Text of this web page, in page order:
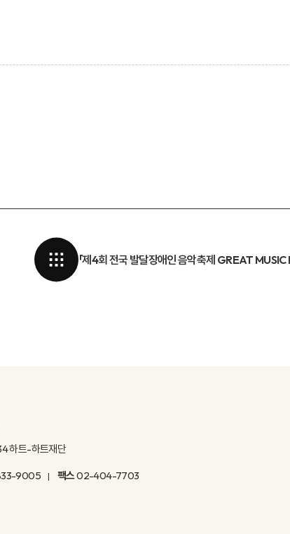
「제4회 전국 발달장애인 음악축제 GREAT MUSIC
하트-하트재단
9005 팩스02-404-7703